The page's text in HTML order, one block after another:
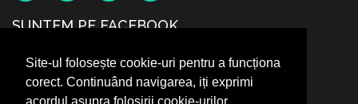
Site-ul folosește cookie-uri pentru a funcționa
corect. Continuând navigarea, iți exprimi
SUNTEM PE FACEBOOK